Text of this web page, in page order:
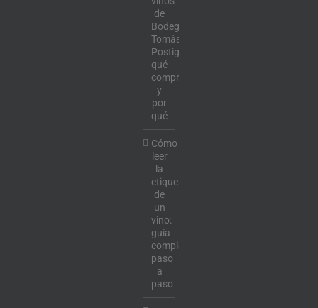
de
Bodega
Tomás
Postigo:
qué
comprar
y
por
qué
Cómo
leer
la
etiqueta
de
un
vino:
guía
completa
paso
a
paso